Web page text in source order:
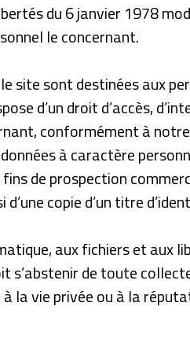
du 6 janvier 1978
le concernant.
site sont destinées aux
d’un droit d’accès,
conformément à
à caractère
de prospection
copie d’un titre
aux fichiers et aux
s’abstenir de toute
la vie privée ou à la